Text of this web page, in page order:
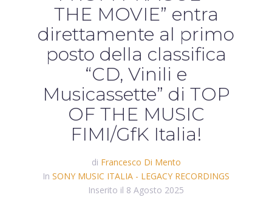
THE MOVIE” entra
direttamente al primo
posto della classifica
“CD, Vinili e
Musicassette” di TOP
OF THE MUSIC
FIMI/GfK Italia!
di Francesco Di Mento
In SONY MUSIC ITALIA - LEGACY RECORDINGS
Inserito il 8 Agosto 2025